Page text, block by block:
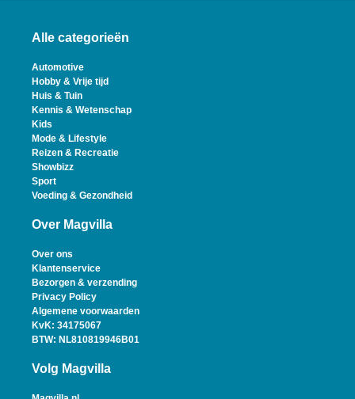
Alle categorieën
Automotive
Hobby & Vrije tijd
Huis & Tuin
Kennis & Wetenschap
Kids
Mode & Lifestyle
Reizen & Recreatie
Showbizz
Sport
Voeding & Gezondheid
Over Magvilla
Over ons
Klantenservice
Bezorgen & verzending
Privacy Policy
Algemene voorwaarden
KvK: 34175067
BTW: NL810819946B01
Volg Magvilla